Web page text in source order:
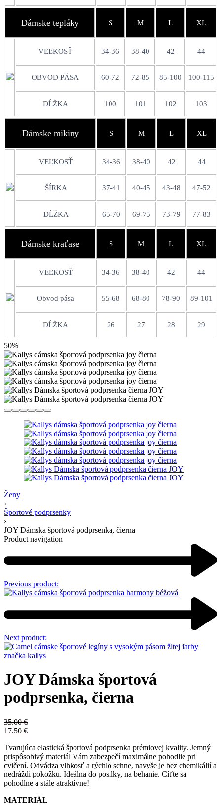
Dámske tepláky S M L XL
VEĽKOSŤ 34-36 38-40 42 44
OBVOD PÁSA 60-72 72-85 85-100 100-115
DĹŽKA 100 101 102 103
Dámske mikiny S M L XL
VEĽKOSŤ 34-36 38-40 42 44
ŠÍRKA 37-41 40-45 43-48 47-52
DĹŽKA 65-70 69-75 73-79 77-83
Dámske kraťase S M L XL
VEĽKOSŤ 34-36 38-40 42 44
Obvod pása 55-68 68-80 78-90 89-101
DĹŽKA 26 27 28 29
50%
Ženy
›
Športové podprsenky
›
JOY Dámska športová podprsenka, čierna
Product navigation
Previous product:
Next product:
JOY Dámska športová
podprsenka, čierna
35.00€
17.50 €
Tvarujúca elastická športová podprsenka prémiovej kvality. Jemný
prispôsobivý materiál Vám zabezpečí maximálne pohodlie pri
cvičení. Odvádza vlhkosť a rýchlo schne, navyše je bez chemikálií a
nedráždi pokožku. Ideálna do posilky, na behanie. Cíťte sa
pohodlne a stále atraktívne!
MATERIÁL